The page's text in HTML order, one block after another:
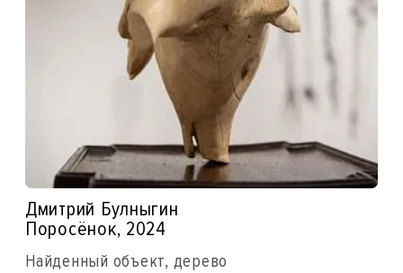
Дмитрий Булныгин
Поросёнок, 2024
Найденный объект, дерево